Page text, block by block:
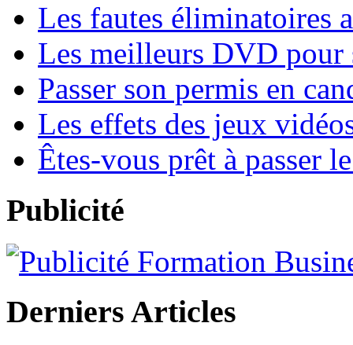
Les fautes éliminatoires
Les meilleurs DVD pour
Passer son permis en
Les effets des jeux
Êtes-vous prêt à passer
Publicité
Derniers Articles